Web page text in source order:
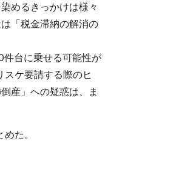
めるきっかけは様々
「税金滞納の解消の
件台に乗せる可能性が
ケ要請する際のヒ
産」への疑惑は、ま
た。